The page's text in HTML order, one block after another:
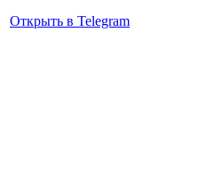
Открыть в Telegram